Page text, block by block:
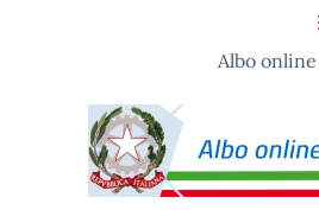
Albo online